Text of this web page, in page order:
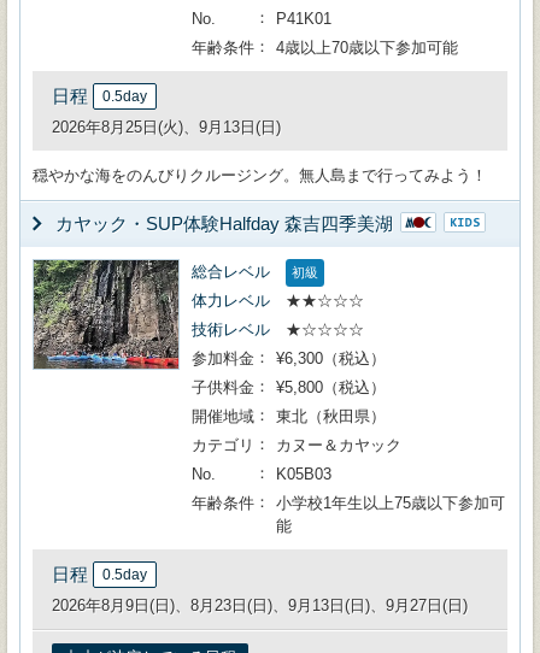
No.
P41K01
年齢条件
4歳以上70歳以下参加可能
日程 0.5day
2026年8月25日(火)、9月13日(日)
穏やかな海をのんびりクルージング。無人島まで行ってみよう！
カヤック・SUP体験Halfday 森吉四季美湖
総合レベル 初級
体力レベル
★★☆☆☆
技術レベル
★☆☆☆☆
参加料金
¥6,300（税込）
子供料金
¥5,800（税込）
開催地域
東北（秋田県）
カテゴリ
カヌー＆カヤック
No.
K05B03
年齢条件
小学校1年生以上75歳以下参加可
能
日程 0.5day
2026年8月9日(日)、8月23日(日)、9月13日(日)、9月27日(日)